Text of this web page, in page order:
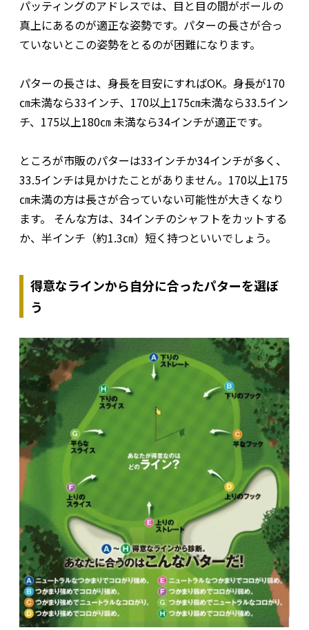
パッティングのアドレスでは、目と目の間がボールの
真上にあるのが適正な姿勢です。パターの長さが合っ
ていないとこの姿勢をとるのが困難になります。
パターの長さは、身長を目安にすればOK。身長が170
㎝未満なら33インチ、170以上175㎝未満なら33.5イン
チ、175以上180㎝ 未満なら34インチが適正です。
ところが市販のパターは33インチか34インチが多く、
33.5インチは見かけたことがありません。170以上175
㎝未満の方は長さが合っていない可能性が大きくなり
ます。 そんな方は、34インチのシャフトをカットする
か、半インチ（約1.3㎝）短く持つといいでしょう。
得意なラインから自分に合ったパターを選ぼ
う